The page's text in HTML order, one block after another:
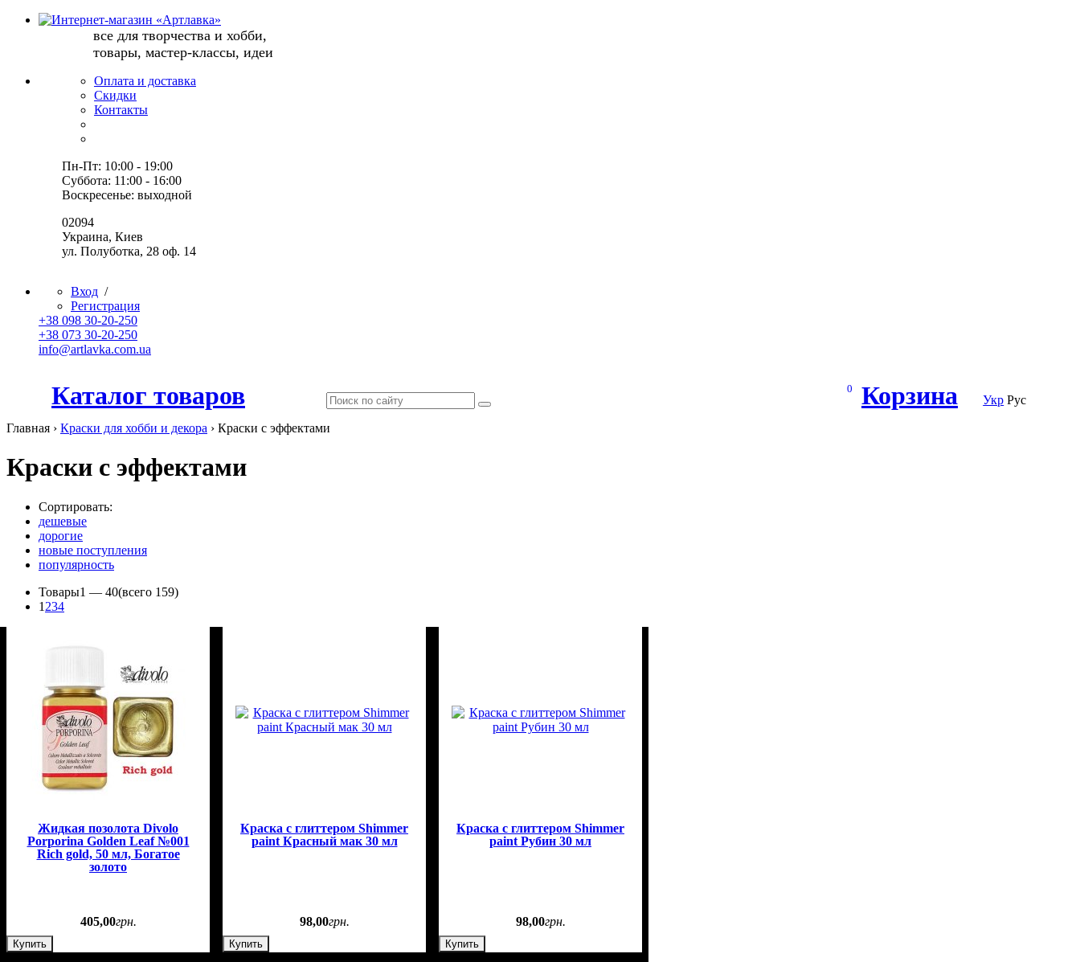
все для творчества и хобби,
товары, мастер-классы, идеи
Оплата и доставка
Скидки
Контакты
Пн-Пт: 10:00 - 19:00
Суббота: 11:00 - 16:00
Воскресенье: выходной
02094
Украина, Киев
ул. Полуботка, 28 оф. 14
Вход /
Регистрация
+38 098 30-20-250
+38 073 30-20-250
info@artlavka.com.ua
Каталог товаров Корзина
0
Укр Рус
Главная › Краски для хобби и декора › Краски с эффектами
Краски с эффектами
Сортировать:
дешевые
дорогие
новые поступления
популярность
Товары1 — 40(всего 159)
1 234
Жидкая позолота Divolo
Porporina Golden Leaf №001
Rich gold, 50 мл, Богатое
золото
405,00грн.
Купить
Краска с глиттером Shimmer
paint Красный мак 30 мл
98,00грн.
Купить
Краска с глиттером Shimmer
paint Рубин 30 мл
98,00грн.
Купить